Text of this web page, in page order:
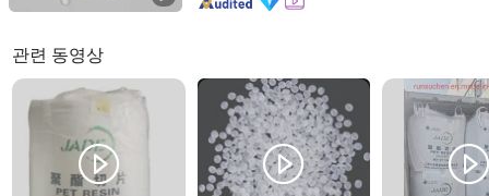
관련 동영상